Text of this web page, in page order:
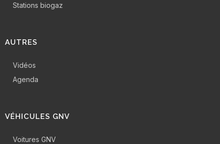
Stations biogaz
AUTRES
Vidéos
Agenda
VÉHICULES GNV
Voitures GNV